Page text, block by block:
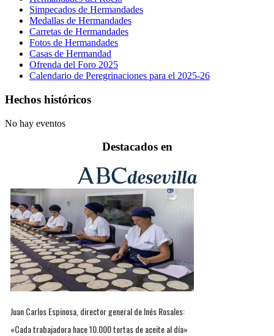
Simpecados de Hermandades
Medallas de Hermandades
Carretas de Hermandades
Fotos de Hermandades
Casas de Hermandad
Ofrenda del Foro 2025
Calendario de Peregrinaciones para el 2025-26
Hechos históricos
No hay eventos
Destacados en
Juan Carlos Espinosa, director general de Inés Rosales:
«Cada trabajadora hace 10.000 tortas de aceite al día»